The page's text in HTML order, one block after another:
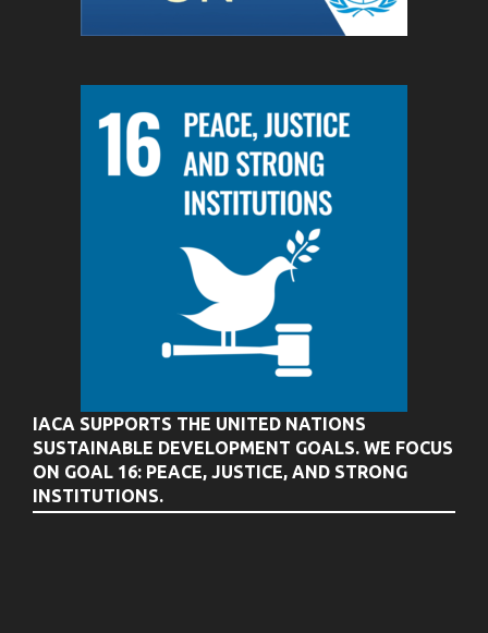
IACA SUPPORTS THE UNITED NATIONS
SUSTAINABLE DEVELOPMENT GOALS. WE FOCUS
ON GOAL 16: PEACE, JUSTICE, AND STRONG
INSTITUTIONS.